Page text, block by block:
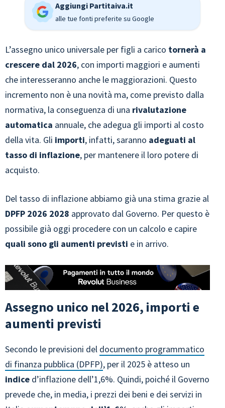
Aggiungi Partitaiva.it
alle tue fonti preferite su Google
L’assegno unico universale per figli a carico tornerà a
crescere dal 2026, con importi maggiori e aumenti
che interesseranno anche le maggiorazioni. Questo
incremento non è una novità ma, come previsto dalla
normativa, la conseguenza di una rivalutazione
automatica annuale, che adegua gli importi al costo
della vita. Gli importi, infatti, saranno adeguati al
tasso di inflazione, per mantenere il loro potere di
acquisto.
Del tasso di inflazione abbiamo già una stima grazie al
DPFP 2026 2028 approvato dal Governo. Per questo è
possibile già oggi procedere con un calcolo e capire
quali sono gli aumenti previsti e in arrivo.
Assegno unico nel 2026, importi e
aumenti previsti
Secondo le previsioni del documento programmatico
di finanza pubblica (DPFP), per il 2025 è atteso un
indice d’inflazione dell’1,6%. Quindi, poiché il Governo
prevede che, in media, i prezzi dei beni e dei servizi in